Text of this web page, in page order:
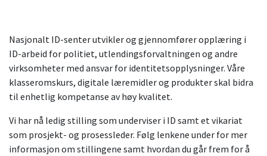
Nasjonalt ID-senter utvikler og gjennomfører opplæring i
ID-arbeid for politiet, utlendingsforvaltningen og andre
virksomheter med ansvar for identitetsopplysninger. Våre
klasseromskurs, digitale læremidler og produkter skal bidra
til enhetlig kompetanse av høy kvalitet.
Vi har nå ledig stilling som underviser i ID samt et vikariat
som prosjekt- og prosessleder. Følg lenkene under for mer
informasjon om stillingene samt hvordan du går frem for å